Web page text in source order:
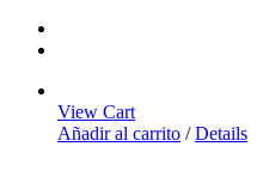
View Cart
Añadir al carrito / Details